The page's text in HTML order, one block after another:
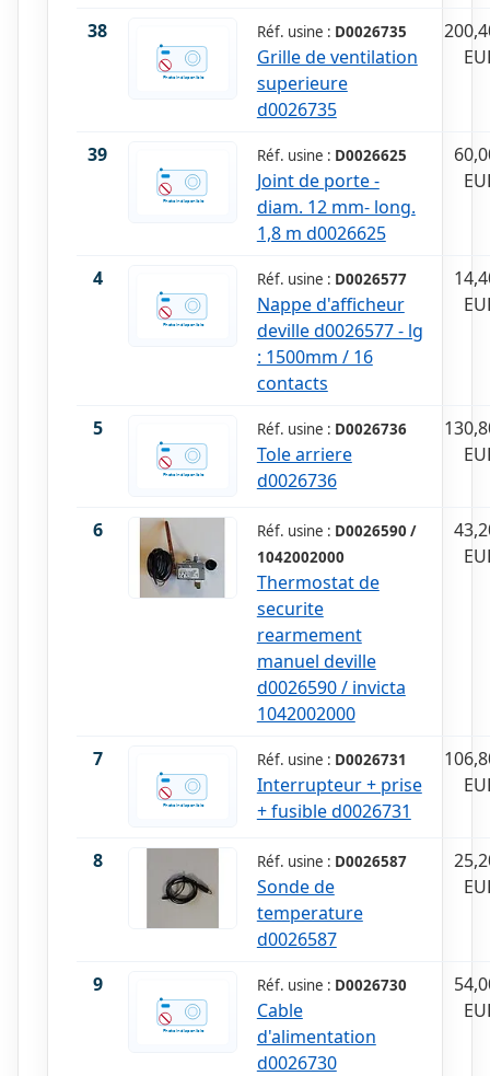
38 Réf. usine : D0026735
Grille de ventilation
superieure
d0026735
39 Réf. usine : D0026625
Joint de porte -
diam. 12 mm- long.
1,8 m d0026625
4 Réf. usine : D0026577
Nappe d'afficheur
deville d0026577 - lg
: 1500mm / 16
contacts
5 Réf. usine : D0026736
Tole arriere
d0026736
6 Réf. usine : D0026590 /
1042002000
Thermostat de
securite
rearmement
manuel deville
d0026590 / invicta
1042002000
7 Réf. usine : D0026731
Interrupteur + prise
+ fusible d0026731
8 Réf. usine : D0026587
Sonde de
temperature
d0026587
9 Réf. usine : D0026730
Cable
d'alimentation
d0026730